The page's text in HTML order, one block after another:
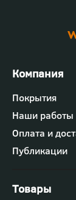
Футер
-
меню
Покрытия
Наши работы
Оплата и
Публикации